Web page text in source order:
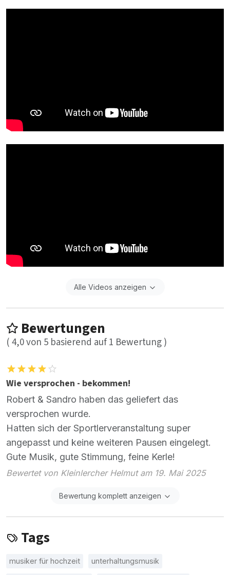
Alle Videos anzeigen
Bewertungen
(4,0von 5 basierend auf1 Bewertung )
Wie versprochen - bekommen!
Robert & Sandro haben das geliefert das
versprochen wurde.
Hatten sich der Sportlerveranstaltung super
angepasst und keine weiteren Pausen eingelegt.
Gute Musik, gute Stimmung, feine Kerle!
Bewertet von Kleinlercher Helmut am 19. Mai 2025
Bewertung komplett anzeigen
Tags
musiker für hochzeit unterhaltungsmusik